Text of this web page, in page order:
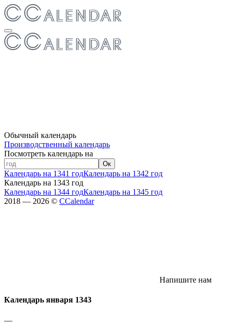
Обычный календарь
Производственный календарь
Посмотреть календарь на
Ок
Календарь на 1341 годКалендарь на 1342 год
Календарь на 1343 год
Календарь на 1344 годКалендарь на 1345 год
2018 — 2026 © CCalendar
Напишите нам
Календарь января 1343
—